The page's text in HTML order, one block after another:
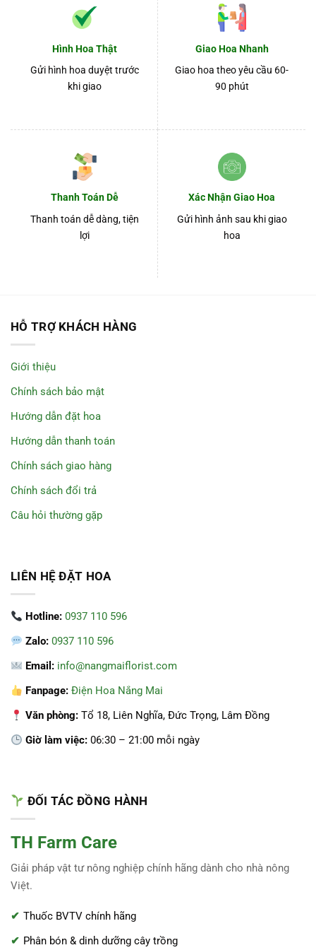
Hình Hoa Thật
Gửi hình hoa duyệt trước
khi giao
Giao Hoa Nhanh
Giao hoa theo yêu cầu 60-
90 phút
Thanh Toán Dễ
Thanh toán dễ dàng, tiện
lợi
Xác Nhận Giao Hoa
Gửi hình ảnh sau khi giao
hoa
HỖ TRỢ KHÁCH HÀNG
Giới thiệu
Chính sách bảo mật
Hướng dẫn đặt hoa
Hướng dẫn thanh toán
Chính sách giao hàng
Chính sách đổi trả
Câu hỏi thường gặp
LIÊN HỆ ĐẶT HOA
Hotline: 0937 110 596
Zalo: 0937 110 596
Email: info@nangmaiflorist.com
Fanpage: Điện Hoa Nắng Mai
Văn phòng: Tổ 18, Liên Nghĩa, Đức Trọng, Lâm Đồng
Giờ làm việc: 06:30 – 21:00 mỗi ngày
ĐỐI TÁC ĐỒNG HÀNH
TH Farm Care
Giải pháp vật tư nông nghiệp chính hãng dành cho nhà nông
Việt.
Thuốc BVTV chính hãng
Phân bón & dinh dưỡng cây trồng